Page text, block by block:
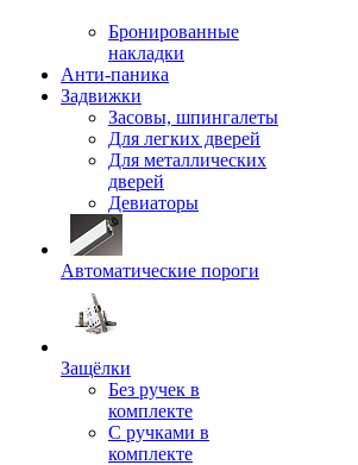
Бронированные
накладки
Анти-паника
Задвижки
Засовы, шпингалеты
Для легких дверей
Для металлических
дверей
Девиаторы
Автоматические пороги
Защёлки
Без ручек в
комплекте
С ручками в
комплекте